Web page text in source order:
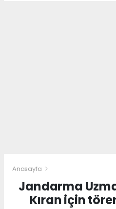
Anasayfa
Jandarma
Kıran için